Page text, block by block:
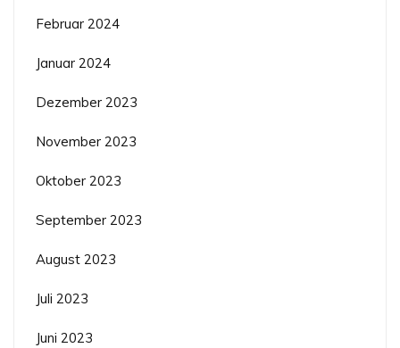
Februar 2024
Januar 2024
Dezember 2023
November 2023
Oktober 2023
September 2023
August 2023
Juli 2023
Juni 2023